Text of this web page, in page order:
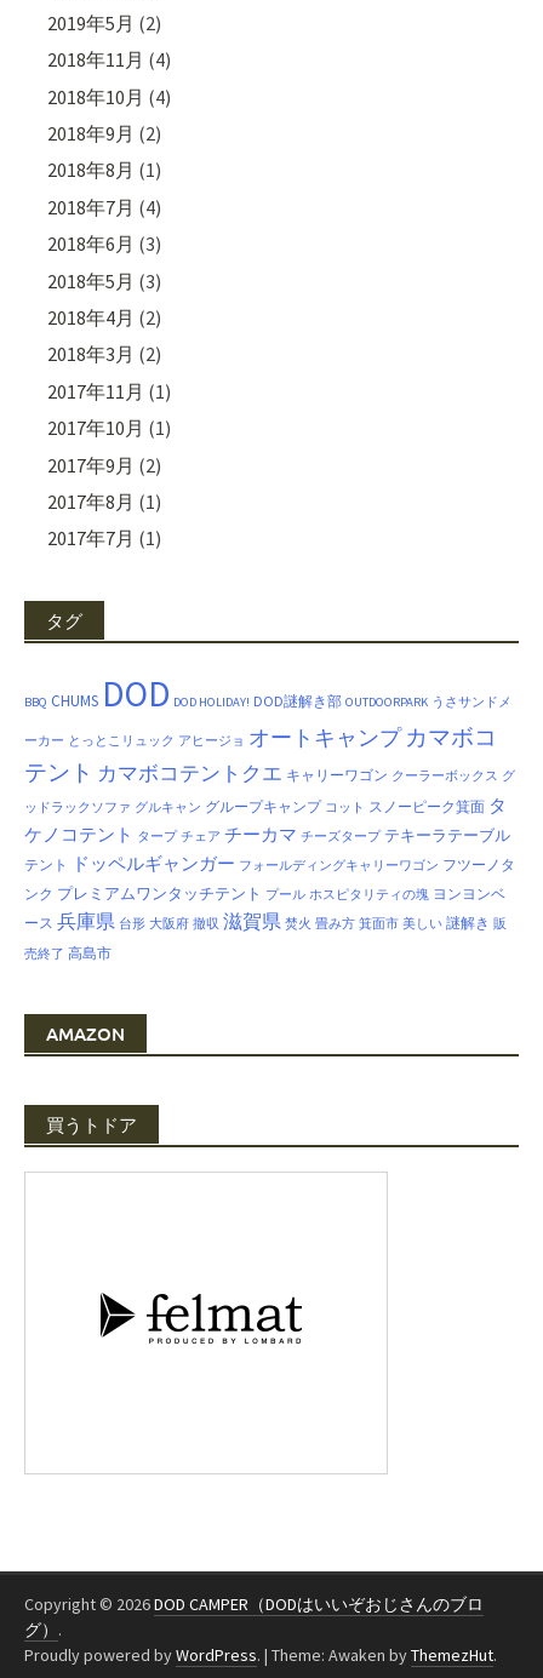
2019年5月 (2)
2018年11月 (4)
2018年10月 (4)
2018年9月 (2)
2018年8月 (1)
2018年7月 (4)
2018年6月 (3)
2018年5月 (3)
2018年4月 (2)
2018年3月 (2)
2017年11月 (1)
2017年10月 (1)
2017年9月 (2)
2017年8月 (1)
2017年7月 (1)
タグ
BBQ CHUMS DOD DOD HOLIDAY! DOD謎解き部 OUTDOORPARK うさサンドメ
ーカー とっとこリュック アヒージョ オートキャンプ カマボコ
テント カマボコテントクエ キャリーワゴン クーラーボックス グ
ッドラックソファ グルキャン グループキャンプ コット スノーピーク箕面 タ
ケノコテント タープ チェア チーカマ チーズタープ テキーラテーブル
テント ドッペルギャンガー フォールディングキャリーワゴン フツーノタ
ンク プレミアムワンタッチテント プール ホスピタリティの塊 ヨンヨンベ
ース 兵庫県 台形 大阪府 撤収 滋賀県 焚火 畳み方 箕面市 美しい 謎解き 販
売終了 高島市
AMAZON
買うトドア
Copyright © 2026DOD CAMPER（DODはいいぞおじさんのブロ
グ） .
Proudly powered byWordPress. | Theme: Awaken byThemezHut.